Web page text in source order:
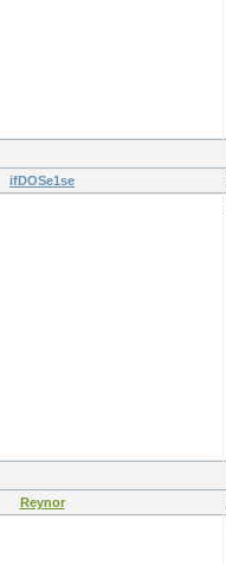
ifDOSe1se
Reynor